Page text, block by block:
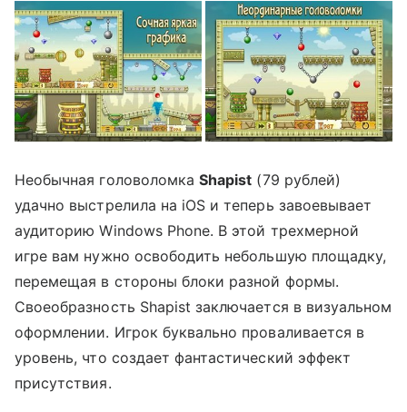
Необычная головоломкаShapist (79 рублей)
удачно выстрелила на iOS и теперь завоевывает
аудиторию Windows Phone. В этой трехмерной
игре вам нужно освободить небольшую площадку,
перемещая в стороны блоки разной формы.
Своеобразность Shapist заключается в визуальном
оформлении. Игрок буквально проваливается в
уровень, что создает фантастический эффект
присутствия.